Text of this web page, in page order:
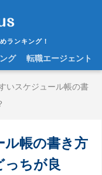
ランキング！
グ 転職エージェント
いスケジュール帳の書
ル帳の書き方
っちが良